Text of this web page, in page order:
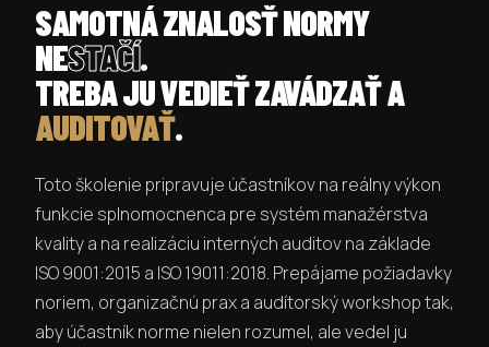
SAMOTNÁ ZNALOSŤ NORMY
NESTAČÍ.
TREBA JU VEDIEŤ ZAVÁDZAŤ A
AUDITOVAŤ.
Toto školenie pripravuje účastníkov na reálny výkon
funkcie splnomocnenca pre systém manažérstva
kvality a na realizáciu interných auditov na základe
ISO 9001:2015 a ISO 19011:2018. Prepájame požiadavky
noriem, organizačnú prax a audítorský workshop tak,
aby účastník norme nielen rozumel, ale vedel ju